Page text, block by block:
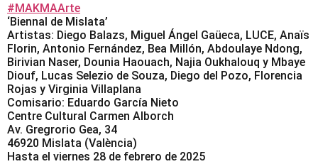
#MAKMAArte
‘Biennal de Mislata’
Artistas: Diego Balazs, Miguel Ángel Gaüeca, LUCE, Anaïs
Florin, Antonio Fernández, Bea Millón, Abdoulaye Ndong,
Birivian Naser, Dounia Haouach, Najia Oukhalouq y Mbaye
Diouf, Lucas Selezio de Souza, Diego del Pozo, Florencia
Rojas y Virginia Villaplana
Comisario: Eduardo García Nieto
Centre Cultural Carmen Alborch
Av. Gregrorio Gea, 34
46920 Mislata (València)
Hasta el viernes 28 de febrero de 2025